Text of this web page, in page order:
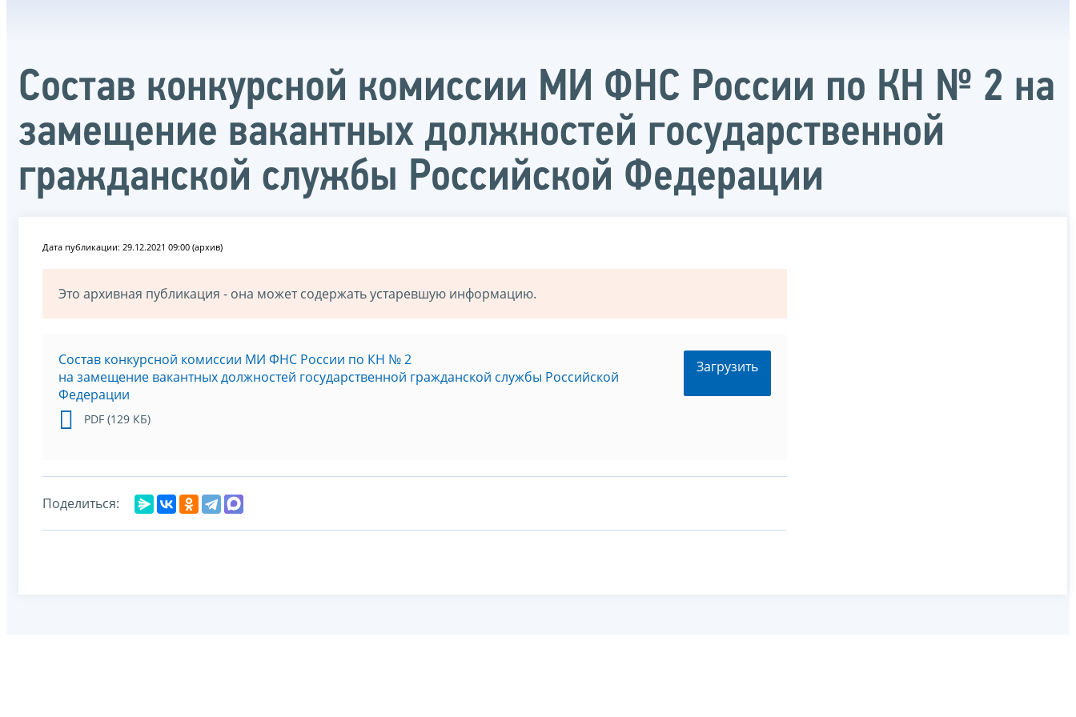
Состав конкурсной комиссии МИ ФНС России по КН № 2 на
замещение вакантных должностей государственной
гражданской службы Российской Федерации
Дата публикации: 29.12.2021 09:00 (архив)
Это архивная публикация - она может содержать устаревшую информацию.
Состав конкурсной комиссии МИ ФНС России по КН № 2
на замещение вакантных должностей государственной гражданской службы Российской
Федерации
PDF (129 КБ)
Загрузить
Поделиться: